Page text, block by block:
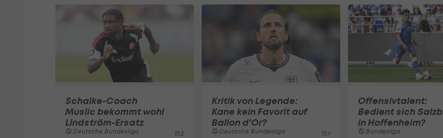
Schalke-Coach
Muslic bekommt wohl
Lindström-Ersatz
Deutsche Bundesliga 3
Kritik von Legende:
Kane kein Favorit auf
Ballon d'Or?
Deutsche Bundesliga 7
Offensivtalent:
Bedient sich
in Hoffenheim?
Bundesliga